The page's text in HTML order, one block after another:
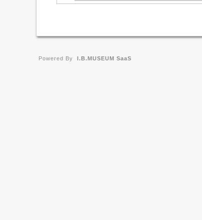
Powered By I.B.MUSEUM SaaS